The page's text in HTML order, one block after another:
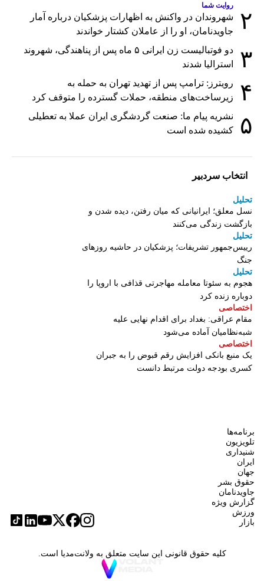
۲
روایت شما
شهروندان در واکنش به اظهارات پزشکیان درباره آمار
جاویدنامان، او را از عاملان کشتار خواندند
۳
دو فوتبالیست زن ایرانی ۵ ماه پس از پناهندگی، شهروند
استرالیا شدند
۴
رویترز: ترامپ پس از تهدید تهران به حمله به
زیرساخت‌های منطقه، حملات گسترده را متوقف کرد
۵
نشریه پیام ما: صنعت گردشگری ایران عملا به تعطیلی
کشیده شده است
انتخاب سردبیر
تحلیل
نسل معلق؛ ایرانیانی که میان رفتن، دیده شدن و
بازگشت زندگی می‌کنند
تحلیل
رییس‌جمهور تشریفات؛ پزشکیان در حاشیه روزهای
جنگ
تحلیل
هجوم به سئوتا معامله مهاجرتی قذافی با اروپا را
دوباره زنده کرد
اختصاصی
مقام عراقی: بغداد برای اقدام نهایی علیه
شبه‌نظامیان آماده می‌شود
اختصاصی
یک منبع بانکی افزایش رقم قبوض را به جبران
کسری بودجه دولت مرتبط دانست
برنامه‌ها
تلویزیون
شنیداری
ایران
جهان
حقوق بشر
جاویدنامان
گزارش ویژه
ورزش
بازار
کلیه حقوق قانونی این سایت متعلق به ولانت‌مدیا است.